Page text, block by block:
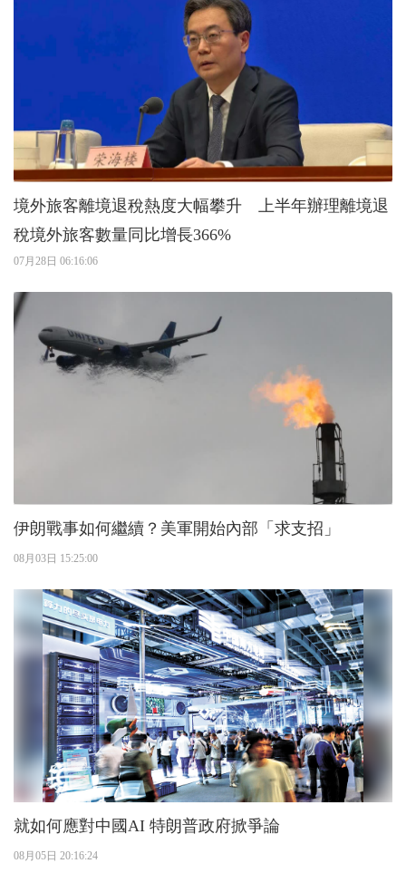
境外旅客離境退稅熱度大幅攀升 上半年辦理離境退
稅境外旅客數量同比增長366%
07月28日 06:16:06
伊朗戰事如何繼續？美軍開始內部「求支招」
08月03日 15:25:00
就如何應對中國AI 特朗普政府掀爭論
08月05日 20:16:24